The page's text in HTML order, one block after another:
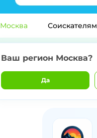
Москва
Ваш регион Москва?
Да
Соискателям